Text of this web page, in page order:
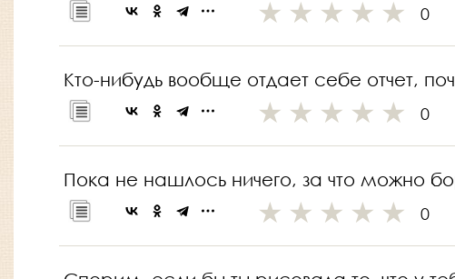
0
Кто-нибудь вообще отдает себе отчет,
0
Пока не нашлось ничего, за что можно
0